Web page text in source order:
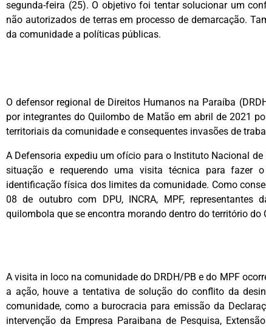
segunda-feira (25). O objetivo foi tentar solucionar um
não autorizados de terras em processo de demarcação.
da comunidade a políticas públicas.
O defensor regional de Direitos Humanos na Paraíba
por integrantes do Quilombo de Matão em abril de 2021
territoriais da comunidade e consequentes invasões de
A Defensoria expediu um ofício para o Instituto Nacional
situação e requerendo uma visita técnica para fazer
identificação física dos limites da comunidade. Como
08 de outubro com DPU, INCRA, MPF, representantes
quilombola que se encontra morando dentro do território do
A visita in loco na comunidade do DRDH/PB e do MPF
a ação, houve a tentativa de solução do conflito da
comunidade, como a burocracia para emissão da
intervenção da Empresa Paraibana de Pesquisa,